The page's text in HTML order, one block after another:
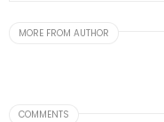
MORE FROM AUTHOR
COMMENTS